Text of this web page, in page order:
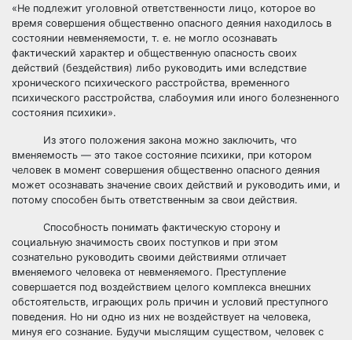
«Не подлежит уголовной ответственности лицо, которое во
время совершения общественно опасного деяния находилось в
состоянии невменяемости, т. е. не могло осознавать
фактический характер и общественную опасность своих
действий (бездействия) либо руководить ими вследствие
хронического психического расстройства, временного
психического расстройства, слабоумия или иного болезненного
состояния психики».
Из этого положения закона можно заключить, что
вменяемость — это такое состояние психики, при котором
человек в момент совершения общественно опасного деяния
может осознавать значение своих действий и руководить ими, и
потому способен быть ответственным за свои действия.
Способность понимать фактическую сторону и
социальную значимость своих поступков и при этом
сознательно руководить своими действиями отличает
вменяемого человека от невменяемого. Преступление
совершается под воздействием целого комплекса внешних
обстоятельств, играющих роль причин и условий преступного
поведения. Но ни одно из них не воздействует на человека,
минуя его сознание. Будучи мыслящим существом, человек с